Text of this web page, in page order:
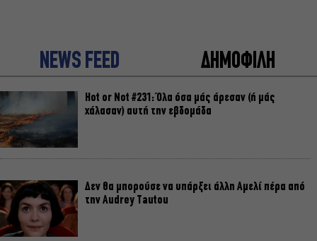
NEWS FEED ΔΗΜΟΦΙΛΗ
Hot or Not #231: Όλα όσα μάς άρεσαν (ή μάς
χάλασαν) αυτή την εβδομάδα
Δεν θα μπορούσε να υπάρξει άλλη Αμελί πέρα από
την Audrey Tautou